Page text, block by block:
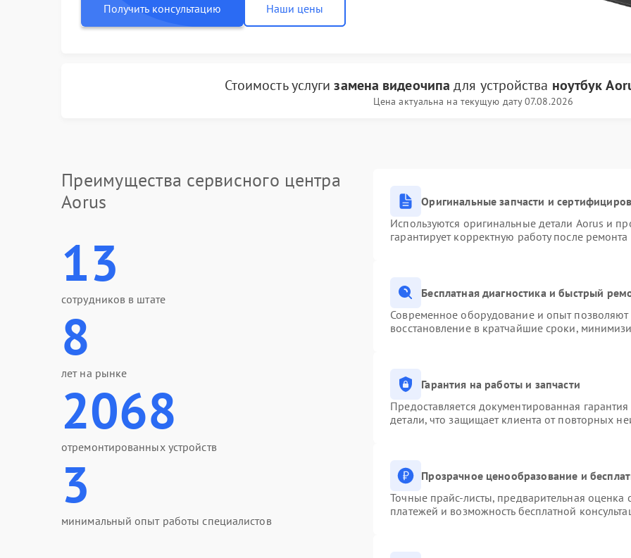
Получить консультацию Наши цены
Стоимость услугизамена видеочипа для устройства ноутбук
Цена актуальна на текущую дату 07.08.2026
Преимущества сервисного центра
Aorus
13
сотрудников в штате
8
лет на рынке
2068
отремонтированных устройств
3
минимальный опыт работы специалистов
Оригинальные запчасти и
Используются оригинальные детали Aorus и
гарантирует корректную работу после
Бесплатная диагностика и быстрый
Современное оборудование и опыт позволяют
восстановление в кратчайшие сроки,
Гарантия на работы и запчасти
Предоставляется документированная
детали, что защищает клиента от повторных
Прозрачное ценообразование и
Точные прайс-листы, предварительная оценка
платежей и возможность бесплатной